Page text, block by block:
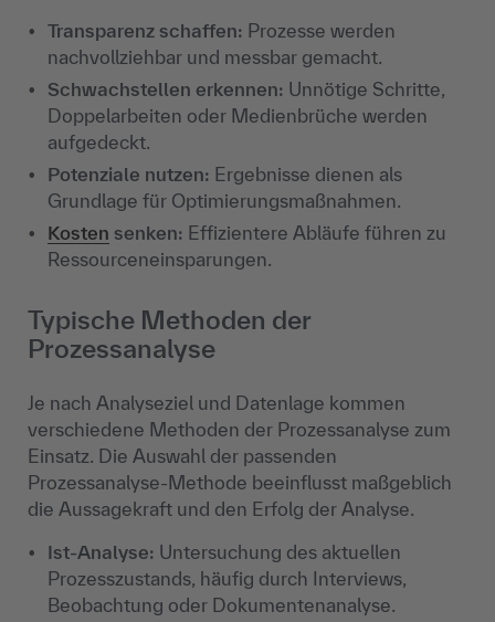
Transparenz schaffen: Prozesse werden
nachvollziehbar und messbar gemacht.
Schwachstellen erkennen: Unnötige Schritte,
Doppelarbeiten oder Medienbrüche werden
aufgedeckt.
Potenziale nutzen: Ergebnisse dienen als
Grundlage für Optimierungsmaßnahmen.
Kosten senken: Effizientere Abläufe führen zu
Ressourceneinsparungen.
Typische Methoden der
Prozessanalyse
Je nach Analyseziel und Datenlage kommen
verschiedene Methoden der Prozessanalyse zum
Einsatz. Die Auswahl der passenden
Prozessanalyse-Methode beeinflusst maßgeblich
die Aussagekraft und den Erfolg der Analyse.
Ist-Analyse: Untersuchung des aktuellen
Prozesszustands, häufig durch Interviews,
Beobachtung oder Dokumentenanalyse.